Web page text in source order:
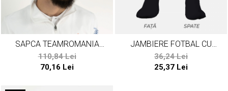
SAPCA TEAMROMANIA
PARIS24
110,84 Lei
70,16 Lei
JAMBIERE FOTBAL CU
SOSETA PEAK NEGRU
36,24 Lei
25,37 Lei